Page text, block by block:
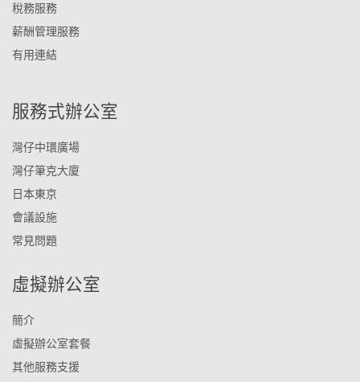
稅務服務
薪酬管理服務
有用連結
服務式辦公室
灣仔中環廣場
灣仔筆克大廈
日本東京
會議設施
常見問題
虛擬辦公室
簡介
虛擬辦公室套餐
其他服務支援